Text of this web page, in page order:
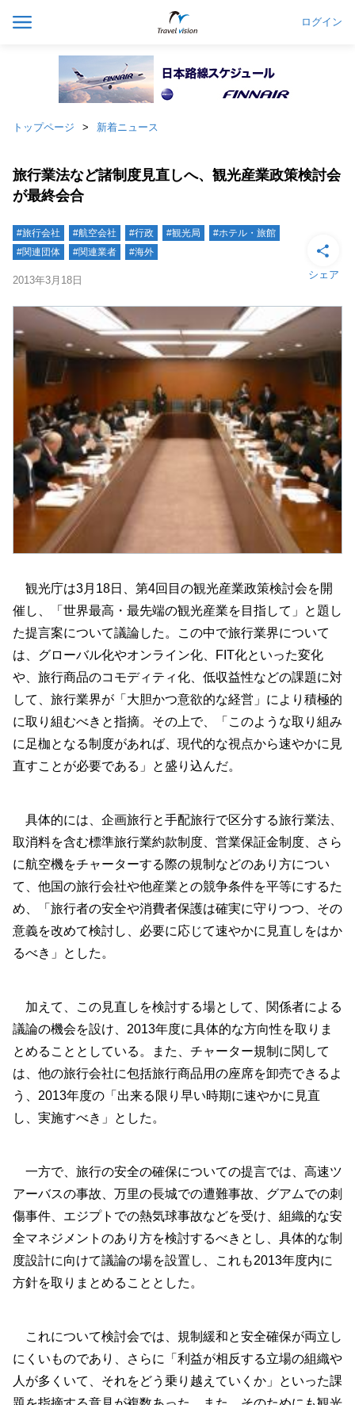
ログイン
トップページ 新着ニュース
旅行業法など諸制度見直しへ、観光産業政策検討会
が最終会合
#旅行会社 #航空会社 #行政 #観光局
#ホテル・旅館
#関連団体
#関連業者 #海外
2013年3月18日 シェア
観光庁は3月18日、第4回目の観光産業政策検討会を開
催し、「世界最高・最先端の観光産業を目指して」と題し
た提言案について議論した。この中で旅行業界について
は、グローバル化やオンライン化、FIT化といった変化
や、旅行商品のコモディティ化、低収益性などの課題に対
して、旅行業界が「大胆かつ意欲的な経営」により積極的
に取り組むべきと指摘。その上で、「このような取り組み
に足枷となる制度があれば、現代的な視点から速やかに見
直すことが必要である」と盛り込んだ。
具体的には、企画旅行と手配旅行で区分する旅行業法、
取消料を含む標準旅行業約款制度、営業保証金制度、さら
に航空機をチャーターする際の規制などのあり方につい
て、他国の旅行会社や他産業との競争条件を平等にするた
め、「旅行者の安全や消費者保護は確実に守りつつ、その
意義を改めて検討し、必要に応じて速やかに見直しをはか
るべき」とした。
加えて、この見直しを検討する場として、関係者による
議論の機会を設け、2013年度に具体的な方向性を取りま
とめることとしている。また、チャーター規制に関して
は、他の旅行会社に包括旅行商品用の座席を卸売できるよ
う、2013年度の「出来る限り早い時期に速やかに見直
し、実施すべき」とした。
一方で、旅行の安全の確保についての提言では、高速ツ
アーバスの事故、万里の長城での遭難事故、グアムでの刺
傷事件、エジプトでの熱気球事故などを受け、組織的な安
全マネジメントのあり方を検討するべきとし、具体的な制
度設計に向けて議論の場を設置し、これも2013年度内に
方針を取りまとめることとした。
これについて検討会では、規制緩和と安全確保が両立し
にくいものであり、さらに「利益が相反する立場の組織や
人が多くいて、それをどう乗り越えていくか」といった課